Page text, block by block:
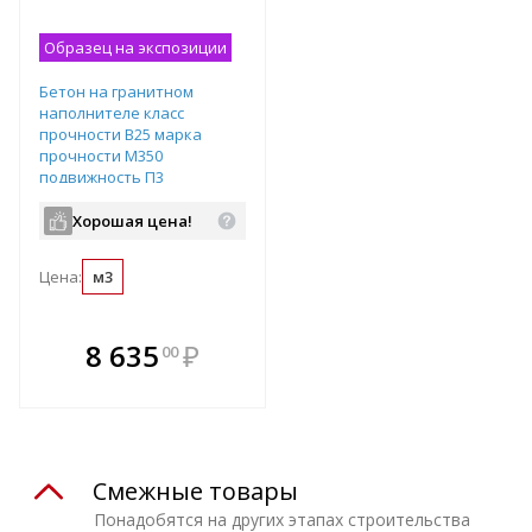
Образец на экспозиции
Бетон на гранитном
наполнителе класс
прочности B25 марка
прочности М350
подвижность П3
Хорошая цена!
Цена: м3
8 635 00 ₽
Понадобятся на других этапах строительства
Смежные товары